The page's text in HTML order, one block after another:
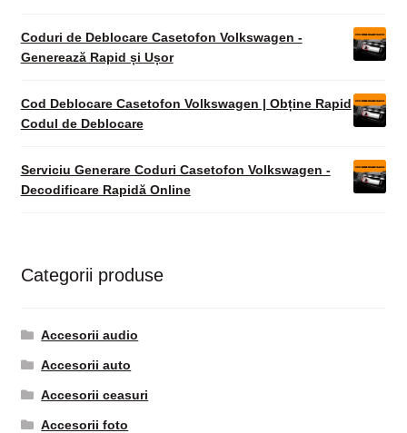
Coduri de Deblocare Casetofon Volkswagen -
Generează Rapid și Ușor
Cod Deblocare Casetofon Volkswagen | Obține Rapid
Codul de Deblocare
Serviciu Generare Coduri Casetofon Volkswagen -
Decodificare Rapidă Online
Categorii produse
Accesorii audio
Accesorii auto
Accesorii ceasuri
Accesorii foto